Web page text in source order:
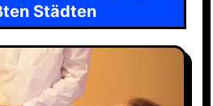
Städten